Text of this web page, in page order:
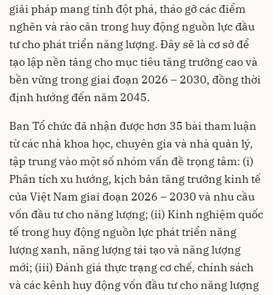
giải pháp mang tính đột phá, tháo gỡ các điểm
nghẽn và rào cản trong huy động nguồn lực đầu
tư cho phát triển năng lượng. Đây sẽ là cơ sở để
tạo lập nền tảng cho mục tiêu tăng trưởng cao và
bền vững trong giai đoạn 2026 – 2030, đồng thời
định hướng đến năm 2045.
Ban Tổ chức đã nhận được hơn 35 bài tham luận
từ các nhà khoa học, chuyên gia và nhà quản lý,
tập trung vào một số nhóm vấn đề trọng tâm: (i)
Phân tích xu hướng, kịch bản tăng trưởng kinh tế
của Việt Nam giai đoạn 2026 – 2030 và nhu cầu
vốn đầu tư cho năng lượng; (ii) Kinh nghiệm quốc
tế trong huy động nguồn lực phát triển năng
lượng xanh, năng lượng tái tạo và năng lượng
mới; (iii) Đánh giá thực trạng cơ chế, chính sách
và các kênh huy động vốn đầu tư cho năng lượng